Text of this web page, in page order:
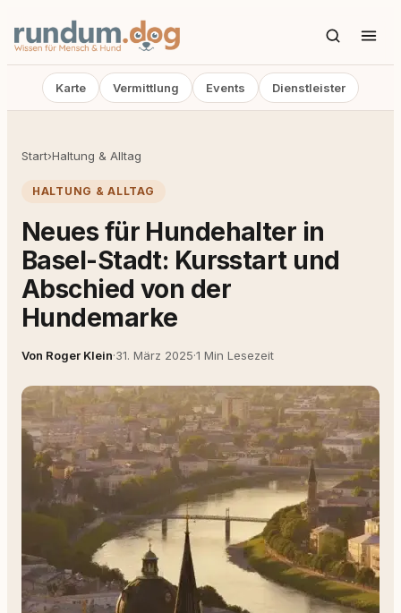
Karte Vermittlung Events Dienstleister
Start›Haltung & Alltag
HALTUNG & ALLTAG
Neues für Hundehalter in
Basel-Stadt: Kursstart und
Abschied von der
Hundemarke
Von Roger Klein·31. März 2025·1 Min Lesezeit